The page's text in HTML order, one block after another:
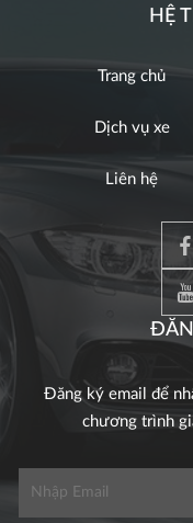
HỆ
Trang chủ
Dịch vụ xe
Liên hệ
Đăng ký email để
chương trình